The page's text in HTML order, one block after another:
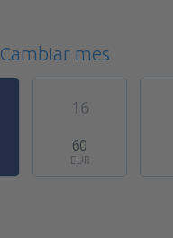
Cambiar mes
16
60
EUR